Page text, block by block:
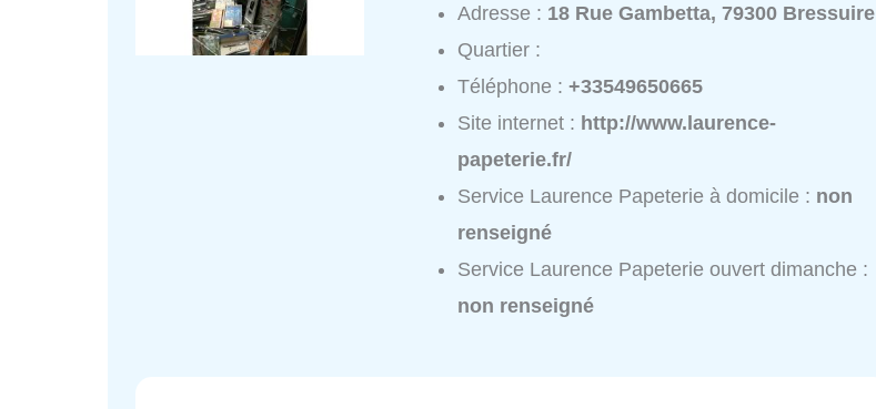
Adresse : 18 Rue Gambetta, 79300 Bressuire
Quartier :
Téléphone :+33549650665
Site internet : http://www.laurence-
papeterie.fr/
Service Laurence Papeterie à domicile : non
renseigné
Service Laurence Papeterie ouvert dimanche :
non renseigné